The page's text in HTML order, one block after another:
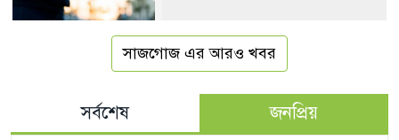
সাজগোজ এর আরও খবর
সর্বশেষ জনপ্রিয়